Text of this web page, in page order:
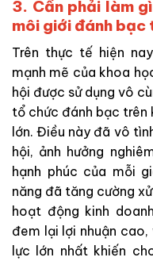
3. Cần phải làm
môi giới đánh bạc
Trên thực tế hiện
mạnh mẽ của khoa
hội được sử dụng vô
tổ chức đánh bạc trên
lớn. Điều này đã vô
hội, ảnh hưởng
hạnh phúc của mỗi
năng đã tăng cường
hoạt động kinh
đem lại lợi nhuận
lực lớn nhất khiến